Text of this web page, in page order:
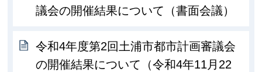
議会の開催結果について（書面会議）
令和4年度第2回土浦市都市計画審議会
の開催結果について（令和4年11月22